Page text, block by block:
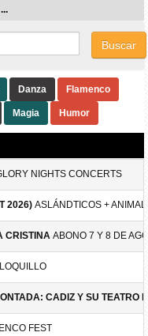
Buscar
Danza Flamenco
Magia Humor
NIGHTS CONCERTS
2026) ASLÁNDTICOS +
CRISTINA ABONO 7 Y 8 DE
LOQUILLO
CADIZ Y SU TEATRO
FEST